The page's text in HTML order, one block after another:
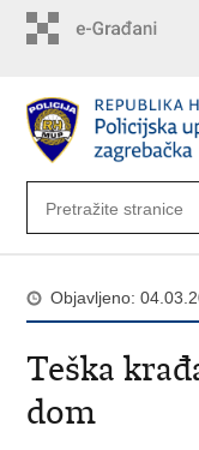
Objavljeno:
Teška
dom